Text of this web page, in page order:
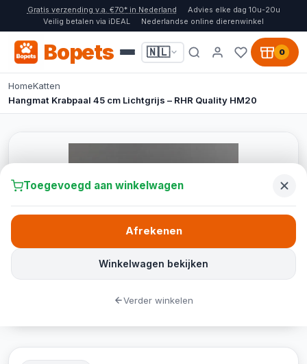
Gratis verzending v.a. €70* in Nederland
Advies elke dag 10u-20u
Veilig betalen via iDEAL
Nederlandse online dierenwinkel
Bopets 🇳🇱 0
HomeKatten
Hangmat Krabpaal 45 cm Lichtgrijs – RHR Quality HM20
Toegevoegd aan winkelwagen
Winkelwagen bekijken
Afrekenen
Verder winkelen